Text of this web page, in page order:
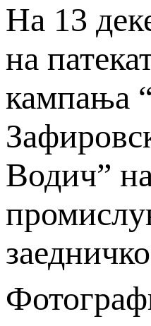
На 13
на
кампања
Водич”